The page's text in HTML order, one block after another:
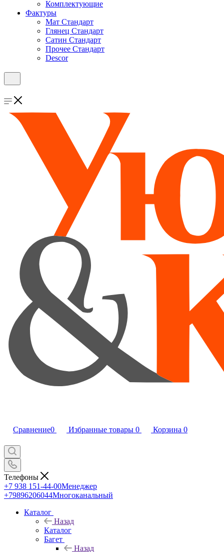
Комплектующие
Фактуры
Мат Стандарт
Глянец Стандарт
Сатин Стандарт
Прочее Стандарт
Descor
Сравнение0 Избранные товары 0 Корзина 0
Телефоны
+7 938 151-44-00Менеджер
+79896206044Многоканальный
Каталог
Назад
Каталог
Багет
Назад